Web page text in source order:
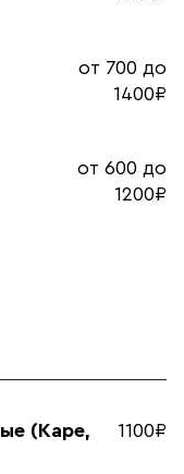
от 700 до
1400₽
от 600 до
1200₽
(Каре,
1100₽